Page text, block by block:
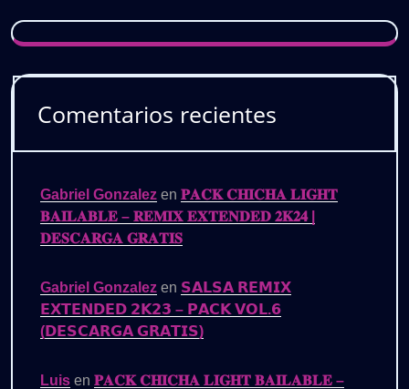
Comentarios recientes
Gabriel Gonzalez en 𝐏𝐀𝐂𝐊 𝐂𝐇𝐈𝐂𝐇𝐀 𝐋𝐈𝐆𝐇𝐓
𝐁𝐀𝐈𝐋𝐀𝐁𝐋𝐄 – 𝐑𝐄𝐌𝐈𝐗 𝐄𝐗𝐓𝐄𝐍𝐃𝐄𝐃 𝟐𝐊𝟐𝟒 |
𝐃𝐄𝐒𝐂𝐀𝐑𝐆𝐀 𝐆𝐑𝐀𝐓𝐈𝐒
Gabriel Gonzalez en 𝗦𝗔𝗟𝗦𝗔 𝗥𝗘𝗠𝗜𝗫
𝗘𝗫𝗧𝗘𝗡𝗗𝗘𝗗 𝟮𝗞𝟮𝟯 – 𝗣𝗔𝗖𝗞 𝗩𝗢𝗟.𝟲
(𝗗𝗘𝗦𝗖𝗔𝗥𝗚𝗔 𝗚𝗥𝗔𝗧𝗜𝗦)
Luis en 𝐏𝐀𝐂𝐊 𝐂𝐇𝐈𝐂𝐇𝐀 𝐋𝐈𝐆𝐇𝐓 𝐁𝐀𝐈𝐋𝐀𝐁𝐋𝐄 –